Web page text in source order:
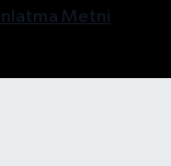
EKONOMİ
GENEL
Metni